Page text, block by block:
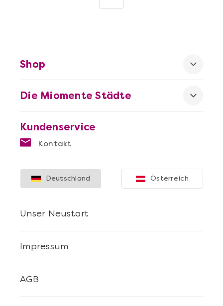
Kundenservice
Kontakt
Die Miomente Städte
Shop
AGB
Impressum
Unser Neustart
Deutschland Österreich